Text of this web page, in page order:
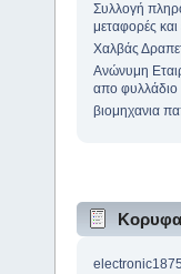
Συλλογή
μεταφορές και
Χαλβάς
Ανώνυμη
απο φυλλάδιο
βιομηχανια